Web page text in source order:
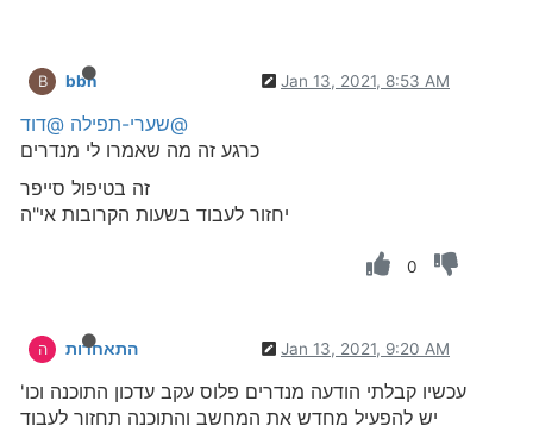
B bbn Jan 13, 2021, 8:53 AM
@שערי-תפילה @דוד
כרגע זה מה שאמרו לי מנדרים
זה בטיפול סייפר
יחזור לעבוד בשעות הקרובות אי"ה
0
ה התאחדות Jan 13, 2021, 9:20 AM
עכשיו קבלתי הודעה מנדרים פלוס עקב עדכון התוכנה וכו'
יש להפעיל מחדש את המחשב והתוכנה תחזור לעבוד